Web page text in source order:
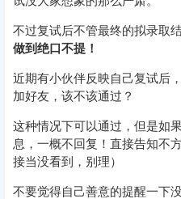
不过复试后不管最终的拟录取
做到绝口不提！
近期有小伙伴反映自己复试后
加好友，该不该通过？
这种情况下可以通过，但是如
息，一概不回复！直接告知不
接当没看到，别理）
不要觉得自己善意的提醒一下